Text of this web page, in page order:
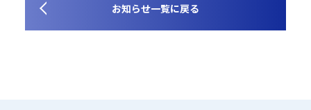
お知らせ一覧に戻る